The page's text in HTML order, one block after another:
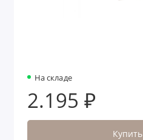
На складе
2.195 ₽
Купить